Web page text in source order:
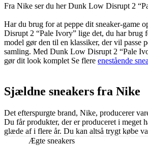
Fra Nike ser du her Dunk Low Disrupt 2
Har du brug for at peppe dit sneaker-game
Disrupt 2 “Pale Ivory” lige det, du har brug
model gør den til en klassiker, der vil passe
samling. Med Dunk Low Disrupt 2 “Pale
gør dit look komplet Se flere enestående
Sjældne sneakers fra Nike
Det efterspurgte brand, Nike, producerer
Du får produkter, der er produceret i meget
glæde af i flere år. Du kan altså trygt købe
Ægte sneakers